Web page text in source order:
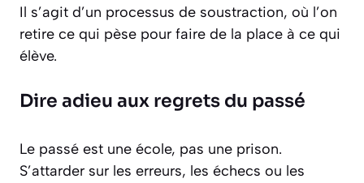
Il s’agit d’un processus de soustraction, où l’on
retire ce qui pèse pour faire de la place à ce qui
élève.
Dire adieu aux regrets du passé
Le passé est une école, pas une prison.
S’attarder sur les erreurs, les échecs ou les